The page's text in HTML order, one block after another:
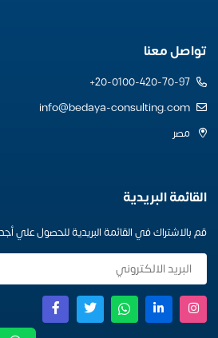
تواصل معنا
20-0100-420-70-97+
info@bedaya-consulting.com
مصر
القائمة البريدية
قم بالاشتراك في القائمة البريدية للحصول علي